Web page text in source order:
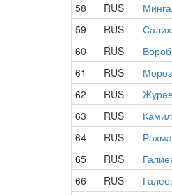
58
RUS
59
RUS
60
RUS
61
RUS
62
RUS
63
RUS
64
RUS
65
RUS
66
RUS